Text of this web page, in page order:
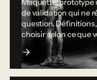
Maquette, prototype
de validation qui ne
question.
choisir selon ce que